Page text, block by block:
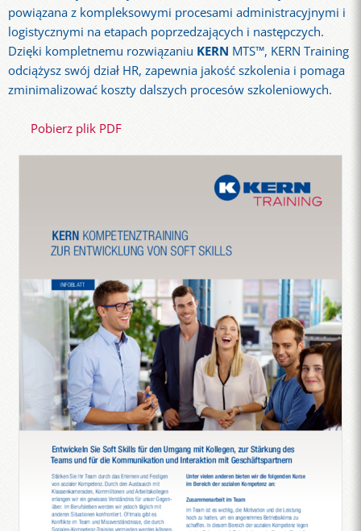
powiązana z kompleksowymi procesami administracyjnymi i
logistycznymi na etapach poprzedzających i następczych.
Dzięki kompletnemu rozwiązaniu KERN MTS™, KERN Training
odciążysz swój dział HR, zapewnia jakość szkolenia i pomaga
zminimalizować koszty dalszych procesów szkoleniowych.
Pobierz plik PDF